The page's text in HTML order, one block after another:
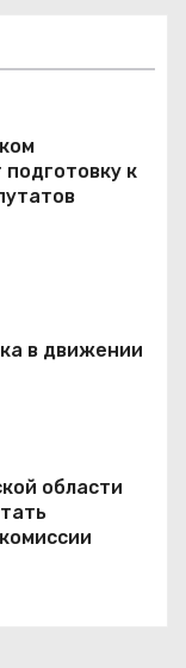
к
в движении
области